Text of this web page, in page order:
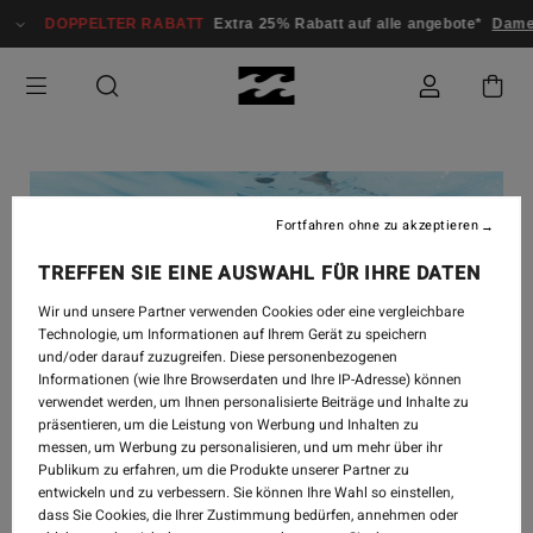
DOPPELTER RABATT Extra 25% Rabatt auf alle angebote* Damen
TREFFEN SIE EINE AUSWAHL FÜR IHRE DATEN
Wir und unsere Partner verwenden Cookies oder eine vergleichbare
Technologie, um Informationen auf Ihrem Gerät zu speichern
und/oder darauf zuzugreifen. Diese personenbezogenen
Informationen (wie Ihre Browserdaten und Ihre IP-Adresse) können
verwendet werden, um Ihnen personalisierte Beiträge und Inhalte zu
präsentieren, um die Leistung von Werbung und Inhalten zu
messen, um Werbung zu personalisieren, und um mehr über ihr
Publikum zu erfahren, um die Produkte unserer Partner zu
entwickeln und zu verbessern. Sie können Ihre Wahl so einstellen,
dass Sie Cookies, die Ihrer Zustimmung bedürfen, annehmen oder
Fortfahren ohne zu akzeptieren